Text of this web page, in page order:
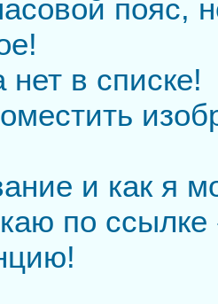
пояс,
в списке!
и как я
по